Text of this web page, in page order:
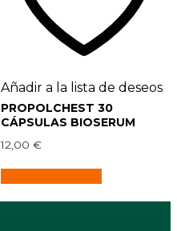
Añadir a la lista de deseos
PROPOLCHEST 30
CÁPSULAS BIOSERUM
12,00€